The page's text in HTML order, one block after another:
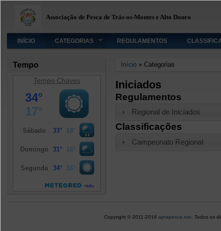
Associação de Pesca de Trás-os-Montes e Alto Douro
INÍCIO CATEGORIAS REGULAMENTOS
Tempo
Tempo Chaves
Está aqui
Início» Categorias
Iniciados
Regulamentos
Regional de Iniciados
Classificações
Campeonato Regional
Copyright © 2011-2016 aptapesca.net . Todos os